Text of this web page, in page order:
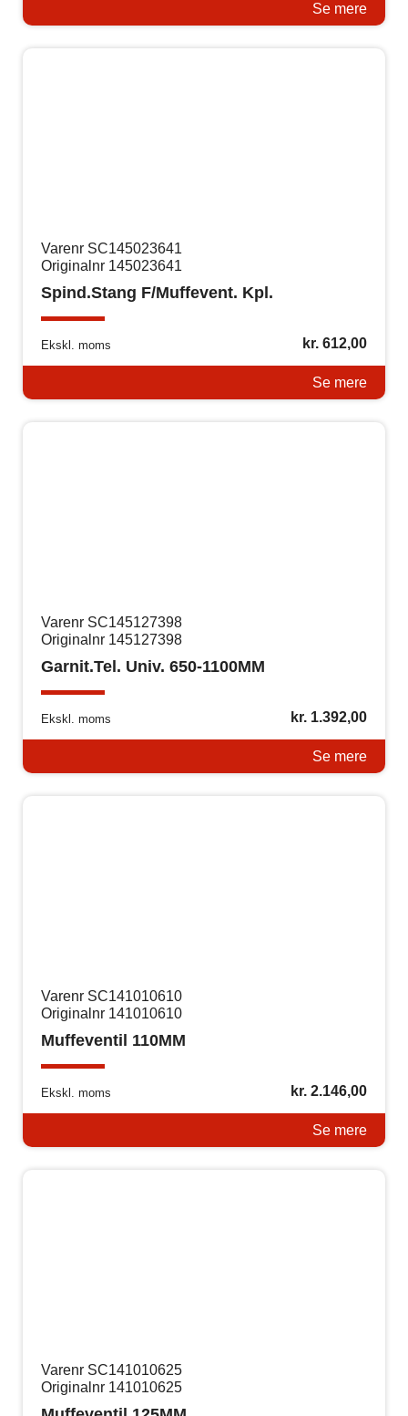
Se mere
Varenr SC145023641
Originalnr 145023641
Spind.Stang F/Muffevent. Kpl.
Ekskl. moms kr.612,00
Se mere
Varenr SC145127398
Originalnr 145127398
Garnit.Tel. Univ. 650-1100MM
Ekskl. moms kr.1.392,00
Se mere
Varenr SC141010610
Originalnr 141010610
Muffeventil 110MM
Ekskl. moms kr.2.146,00
Se mere
Varenr SC141010625
Originalnr 141010625